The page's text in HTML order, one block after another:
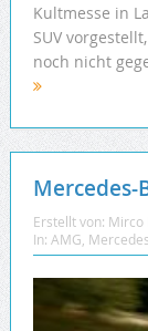
Kultmesse in
SUV
noch nicht
Mercedes-
Erstellt von: Mirco
In: AMG